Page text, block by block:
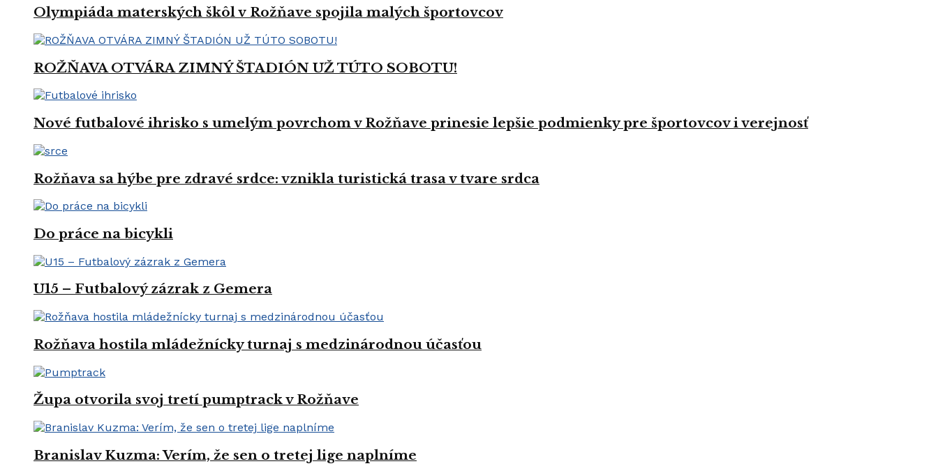
Olympiáda materských škôl v Rožňave spojila malých športovcov
ROŽŇAVA OTVÁRA ZIMNÝ ŠTADIÓN UŽ TÚTO SOBOTU!
Nové futbalové ihrisko s umelým povrchom v Rožňave prinesie lepšie podmienky pre športovcov i verejnosť
Rožňava sa hýbe pre zdravé srdce: vznikla turistická trasa v tvare srdca
Do práce na bicykli
U15 – Futbalový zázrak z Gemera
Rožňava hostila mládežnícky turnaj s medzinárodnou účasťou
Župa otvorila svoj tretí pumptrack v Rožňave
Branislav Kuzma: Verím, že sen o tretej lige naplníme